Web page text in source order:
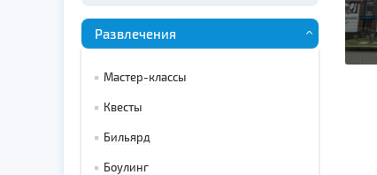
Развлечения
Мастер-классы
Квесты
Бильярд
Боулинг